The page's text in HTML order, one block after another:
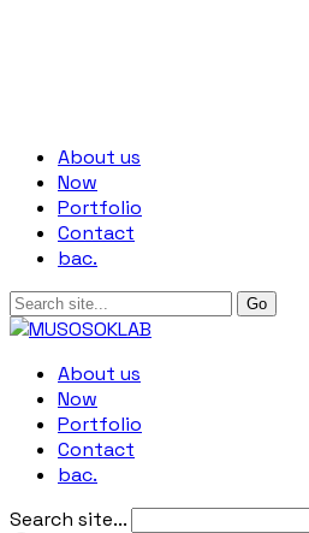
About us
Now
Portfolio
Contact
bac.
About us
Now
Portfolio
Contact
bac.
Search site...